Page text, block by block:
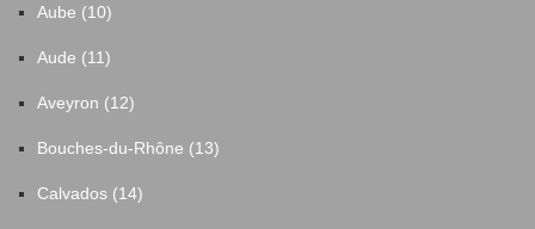
Aube (10)
Aude (11)
Aveyron (12)
Bouches-du-Rhône (13)
Calvados (14)